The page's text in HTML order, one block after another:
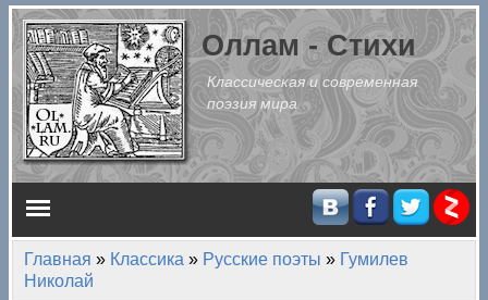
Перейти к основному содержанию
Оллам - Стихи
Классическая и современная
поэзия мира
Главное меню
Вы здесь
Главная » Классика » Русские поэты » Гумилев
Николай